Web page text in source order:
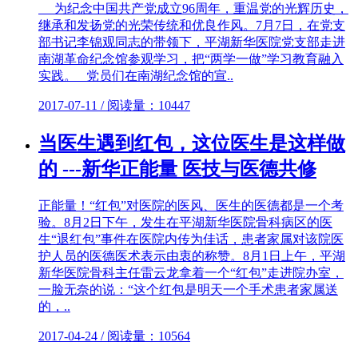
为纪念中国共产党成立96周年，重温党的光辉历史，
继承和发扬党的光荣传统和优良作风。7月7日，在党支
部书记李锦观同志的带领下，平湖新华医院党支部走进
南湖革命纪念馆参观学习，把“两学一做”学习教育融入
实践。 党员们在南湖纪念馆的宣..
2017-07-11 / 阅读量：10447
当医生遇到红包，这位医生是这样做
的 ---新华正能量 医技与医德共修
正能量！“红包”对医院的医风、医生的医德都是一个考
验。8月2日下午，发生在平湖新华医院骨科病区的医
生“退红包”事件在医院内传为佳话，患者家属对该院医
护人员的医德医术表示由衷的称赞。8月1日上午，平湖
新华医院骨科主任雷云龙拿着一个“红包”走进院办室，
一脸无奈的说：“这个红包是明天一个手术患者家属送
的，..
2017-04-24 / 阅读量：10564